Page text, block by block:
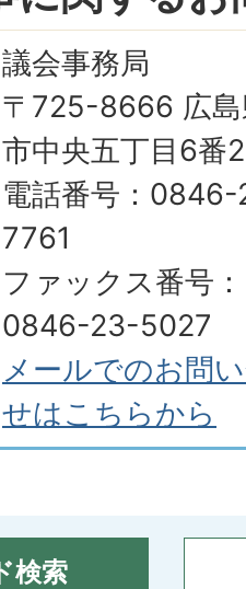
議会事務局
〒725-8666 広島
市中央五丁目6番
電話番号：
7761
ファックス番号：
0846-23-5027
メールでのお問
せはこちらから
検索